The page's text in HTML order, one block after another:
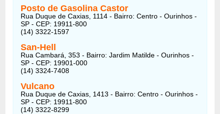
Posto de Gasolina Castor
Rua Duque de Caxias, 1114 - Bairro: Centro - Ourinhos -
SP - CEP: 19911-800
(14) 3322-1597
San-Hell
Rua Cambará, 353 - Bairro: Jardim Matilde - Ourinhos -
SP - CEP: 19901-000
(14) 3324-7408
Vulcano
Rua Duque de Caxias, 1413 - Bairro: Centro - Ourinhos -
SP - CEP: 19911-800
(14) 3322-8299